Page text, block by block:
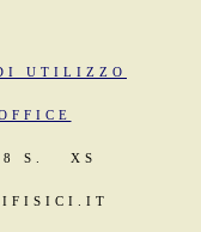
UTILIZZO
S. XS